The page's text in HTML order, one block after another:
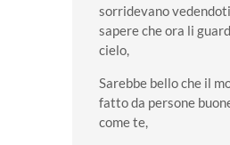
sorridevano
sapere che ora li
cielo,
Sarebbe bello che il
fatto da persone
come te,